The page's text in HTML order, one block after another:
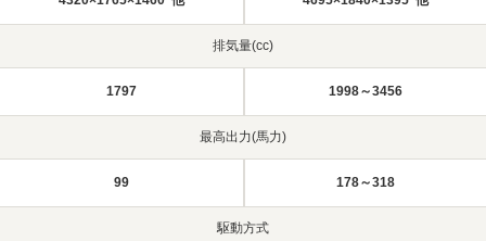
排気量(cc)
1797 1998～3456
最高出力(馬力)
99 178～318
駆動方式